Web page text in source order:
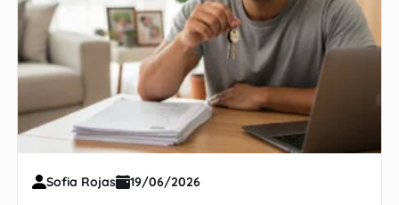
Sofia Rojas 19/06/2026